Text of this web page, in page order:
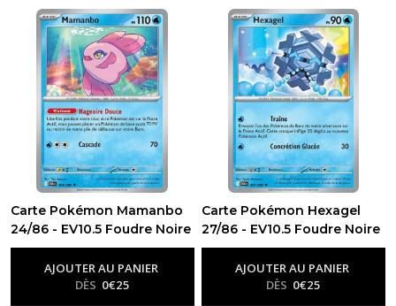
Carte Pokémon Mamanbo
24/86 - EV10.5 Foudre Noire
-Ev10.5 - Foudre Noire
AJOUTER AU PANIER
DÈS 0€25
Carte Pokémon Hexagel
27/86 - EV10.5 Foudre Noire
-Ev10.5 - Foudre Noire
AJOUTER AU PANIER
DÈS 0€25